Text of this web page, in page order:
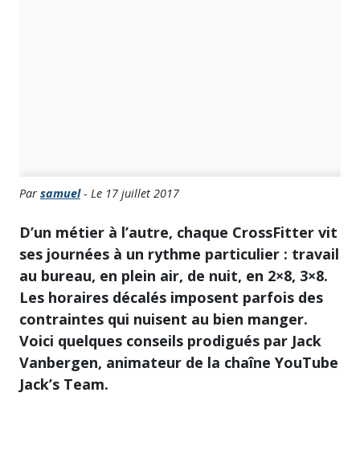
Par samuel- Le 17 juillet 2017
D’un métier à l’autre, chaque CrossFitter vit
ses journées à un rythme particulier : travail
au bureau, en plein air, de nuit, en 2×8, 3×8.
Les horaires décalés imposent parfois des
contraintes qui nuisent au bien manger.
Voici quelques conseils prodigués par Jack
Vanbergen, animateur de la chaîne YouTube
Jack’s Team.